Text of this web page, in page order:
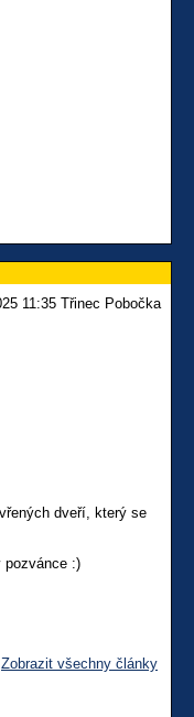
11:35 Třinec Pobočka
dveří, který se
pozvánce :)
Zobrazit všechny články